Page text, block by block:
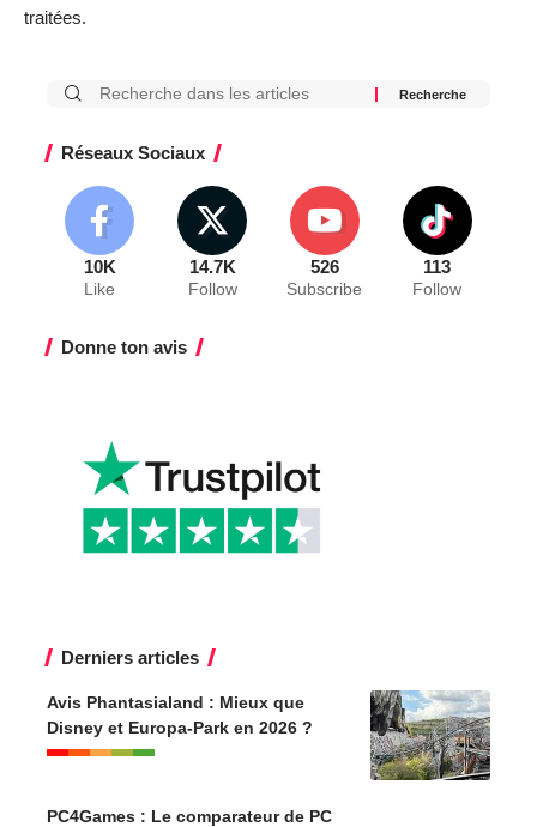
traitées.
Réseaux Sociaux
10K
Like
14.7K
Follow
526
Subscribe
113
Follow
Donne ton avis
Derniers articles
Avis Phantasialand : Mieux que
Disney et Europa-Park en 2026 ?
PC4Games : Le comparateur de PC